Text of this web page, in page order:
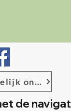
de
Wetenschappelijk onderzoek